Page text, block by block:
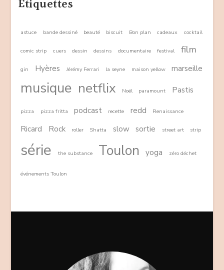
Étiquettes
astuce bande dessiné beauté biscuit Bon plan cadeaux cocktail
comic strip cuers dessin dessins documentaire festival film
gin Hyères Jérémy Ferrari la seyne maison yellow marseille
musique netflix Noël paramount Pastis
pizza pizza fritta podcast recette redd Renaissance
Ricard Rock roller Shatta slow sortie street art strip
série the substance Toulon yoga zéro déchet
événements Toulon